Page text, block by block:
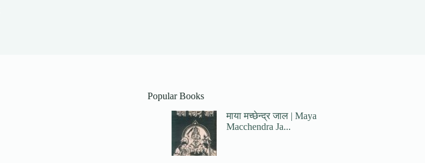
Popular Books
माया मच्छेन्द्र जाल | Maya
Macchendra Ja...